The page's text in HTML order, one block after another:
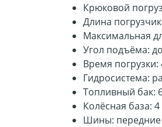
Крюковой
Длина
Максимальная
Угол подъёма:
Время
Гидросистема:
Топливный бак:
Колёсная база:
Шины: передние